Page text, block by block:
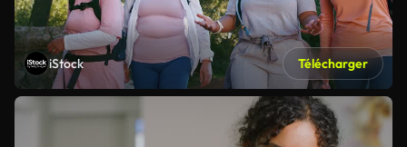
iStock Télécharger